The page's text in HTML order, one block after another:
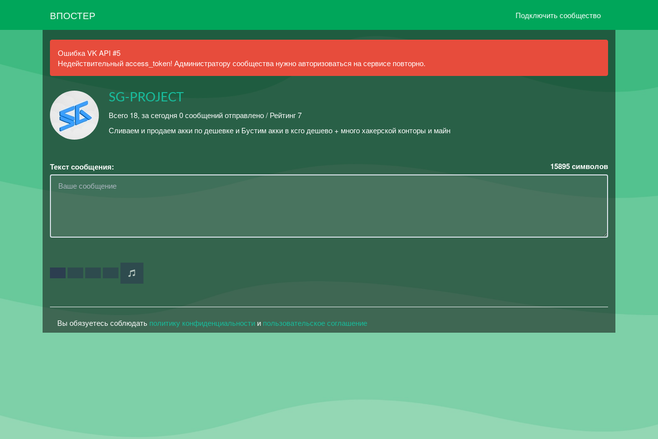
ВПОСТЕР Подключить сообщество
Ошибка VK API #5
Недействительный access_token! Администратору сообщества нужно авторизоваться на сервисе повторно.
SG-PROJECT
Всего 18, за сегодня 0 сообщений отправлено / Рейтинг 7
Сливаем и продаем акки по дешевке и Бустим акки в ксго дешево + много хакерской конторы и майн
Текст сообщения: 15895символов
Вы обязуетесь соблюдать политику конфиденциальности и пользовательское соглашение